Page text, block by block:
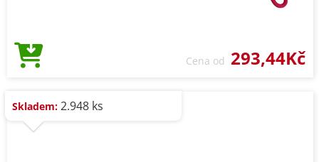
Cena od 293,44Kč
Skladem: 2.948 ks